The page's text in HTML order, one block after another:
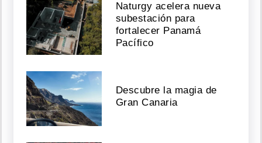
Naturgy acelera nueva
subestación para
fortalecer Panamá
Pacífico
Descubre la magia de
Gran Canaria